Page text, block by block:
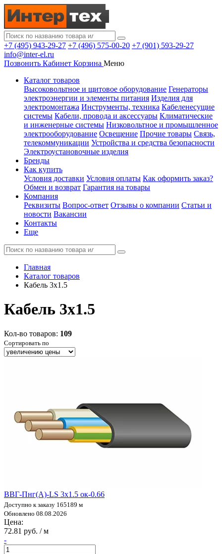
+7 (495) 943-29-27 +7 (496) 575-00-20 +7 (901) 593-29-27
info@inter-el.ru
Позвонить Кабинет Корзина Меню
Каталог товаров
Высоковольтное и щитовое оборудование Генераторы
электроэнергии и элементы питания Изделия для
электромонтажа Инструменты, техника Кабеленесущие
системы Кабели, провода и аксессуары Климатические
и инженерные системы Низковольтное и промышленное
электрооборудование Освещение Прочие товары Связь,
телекоммуникации Устройства и средства безопасности
Электроустановочные изделия
Бренды
Как купить
Условия доставки Условия оплаты Как оформить заказ?
Обмен и возврат Гарантия на товары
Компания
Реквизиты Вопрос-ответ Отзывы о компании Статьи и
новости Вакансии
Контакты
Еще
Главная
Каталог товаров
Кабель 3x1.5
Кабель 3x1.5
Кол-во товаров: 109
Сортировать по
ВВГ-Пнг(А)-LS 3х1.5 ок-0.66
Доступно к заказу 165189 м
Обновлено 08.08.2026
Цена:
72.81 руб. / м
-